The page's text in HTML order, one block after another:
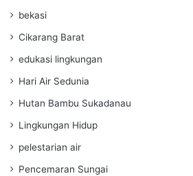
bekasi
Cikarang Barat
edukasi lingkungan
Hari Air Sedunia
Hutan Bambu Sukadanau
Lingkungan Hidup
pelestarian air
Pencemaran Sungai